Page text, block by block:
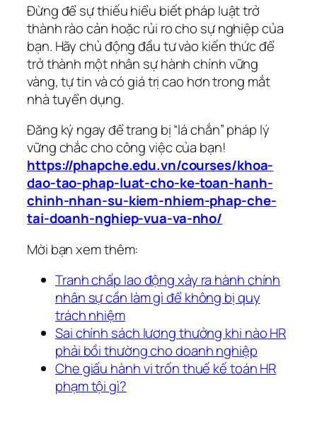
Đừng để sự thiếu hiểu biết pháp luật trở
thành rào cản hoặc rủi ro cho sự nghiệp của
bạn. Hãy chủ động đầu tư vào kiến thức để
trở thành một nhân sự hành chính vững
vàng, tự tin và có giá trị cao hơn trong mắt
nhà tuyển dụng.
Đăng ký ngay để trang bị “lá chắn” pháp lý
vững chắc cho công việc của bạn!
https://phapche.edu.vn/courses/khoa-
dao-tao-phap-luat-cho-ke-toan-hanh-
chinh-nhan-su-kiem-nhiem-phap-che-
tai-doanh-nghiep-vua-va-nho/
Mời bạn xem thêm:
Tranh chấp lao động xảy ra hành chính
nhân sự cần làm gì để không bị quy
trách nhiệm
Sai chính sách lương thưởng khi nào HR
phải bồi thường cho doanh nghiệp
Che giấu hành vi trốn thuế kế toán HR
phạm tội gì?